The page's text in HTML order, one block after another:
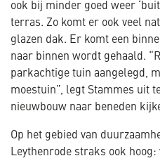
ook bij minder goed weer
terras. Zo komt er ook veel
glazen dak. Er komt een
naar binnen wordt gehaald.
parkachtige tuin aangelegd,
moestuin”, legt Stammes uit
nieuwbouw naar beneden
Op het gebied van
Leythenrode straks ook hoog: